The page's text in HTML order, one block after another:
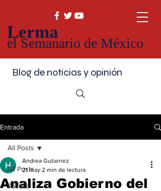
Lerma
el Semanario de México
Blog de noticias y opinión
Entrada
All Posts
Política
All Posts
Analiza Gobierno del
Andrea Gutierrez
21 may 2 min de lectura